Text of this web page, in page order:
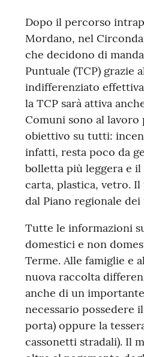
Contenuto
Dopo il percorso
Mordano, nel
che decidono di
Puntuale (TCP) grazie
indifferenziato
la TCP sarà attiva
Comuni sono al
obiettivo su tutti:
infatti, resta poco da
bolletta più leggera e
carta, plastica, vetro.
dal Piano regionale
Tutte le informazioni
domestici e non
Terme. Alle famiglie e
nuova raccolta
anche di un
necessario possedere
porta) oppure la
cassonetti stradali). Il